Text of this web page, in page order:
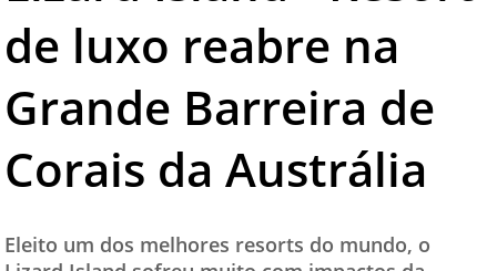
DICAS
TURISMO SA TV
TESTADO E APROVADO
PARCEIROS
de luxo reabre na
Grande Barreira de
Corais da Austrália
Eleito um dos melhores resorts do mundo, o